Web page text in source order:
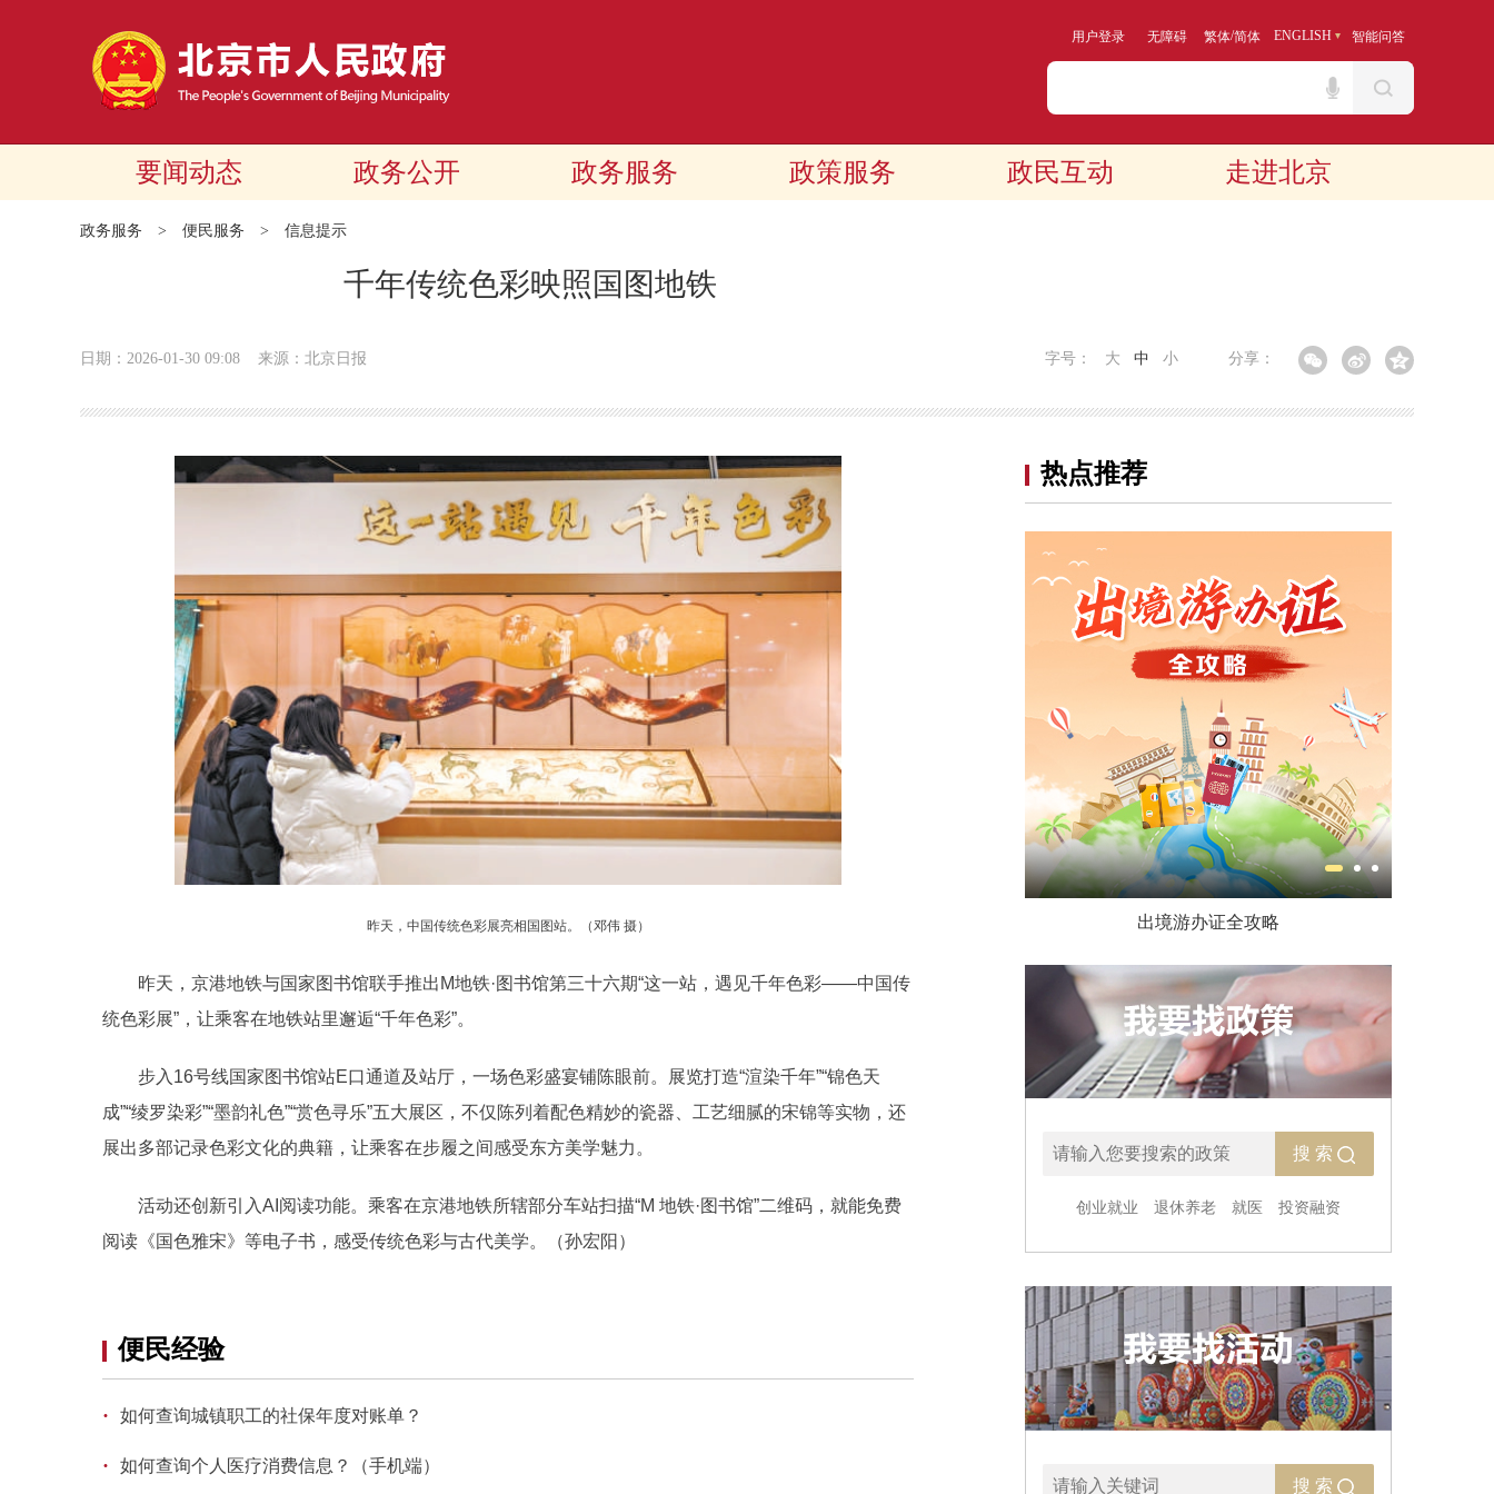
用户登录 无障碍 繁体/简体 ENGLISH 智能问答
要闻动态 政务公开 政务服务 政策服务 政民互动 走进北京
政务服务 > 便民服务 > 信息提示
千年传统色彩映照国图地铁
日期：2026-01-30 09:08 来源：北京日报 分享：
字号： 大 中 小
昨天，中国传统色彩展亮相国图站。（邓伟 摄）
昨天，京港地铁与国家图书馆联手推出M地铁·图书馆第三十六期“这一站，遇见千年色彩——中国传
统色彩展”，让乘客在地铁站里邂逅“千年色彩”。
步入16号线国家图书馆站E口通道及站厅，一场色彩盛宴铺陈眼前。展览打造“渲染千年”“锦色天
成”“绫罗染彩”“墨韵礼色”“赏色寻乐”五大展区，不仅陈列着配色精妙的瓷器、工艺细腻的宋锦等实物，还
展出多部记录色彩文化的典籍，让乘客在步履之间感受东方美学魅力。
活动还创新引入AI阅读功能。乘客在京港地铁所辖部分车站扫描“M 地铁·图书馆”二维码，就能免费
阅读《国色雅宋》等电子书，感受传统色彩与古代美学。（孙宏阳）
便民经验
· 如何查询城镇职工的社保年度对账单？
· 如何查询个人医疗消费信息？（手机端）
热点推荐